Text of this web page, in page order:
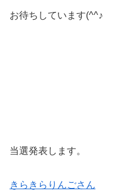
お待ちしています(^^♪
当選発表します。
きらきらりんごさん